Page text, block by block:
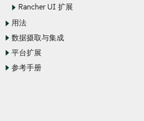
Rancher UI 扩展
用法
数据摄取与集成
平台扩展
参考手册